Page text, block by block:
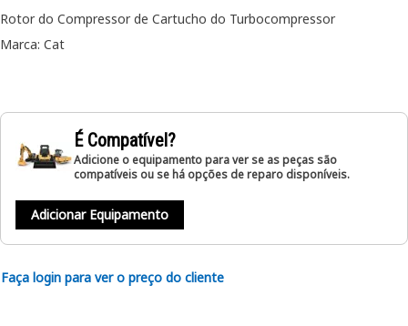
Rotor do Compressor de Cartucho do Turbocompressor
Marca: Cat
É Compatível?
Adicione o equipamento para ver se as peças são
compatíveis ou se há opções de reparo disponíveis.
Adicionar Equipamento
Faça login para ver o preço do cliente